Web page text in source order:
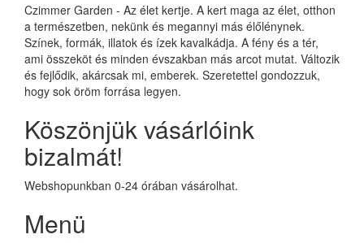
Czimmer Garden - Az élet kertje. A kert maga az élet, otthon
a természetben, nekünk és megannyi más élőlénynek.
Színek, formák, illatok és ízek kavalkádja. A fény és a tér,
ami összeköt és minden évszakban más arcot mutat. Változik
és fejlődik, akárcsak mi, emberek. Szeretettel gondozzuk,
hogy sok öröm forrása legyen.
Köszönjük vásárlóink
bizalmát!
Webshopunkban 0-24 órában vásárolhat.
Menü